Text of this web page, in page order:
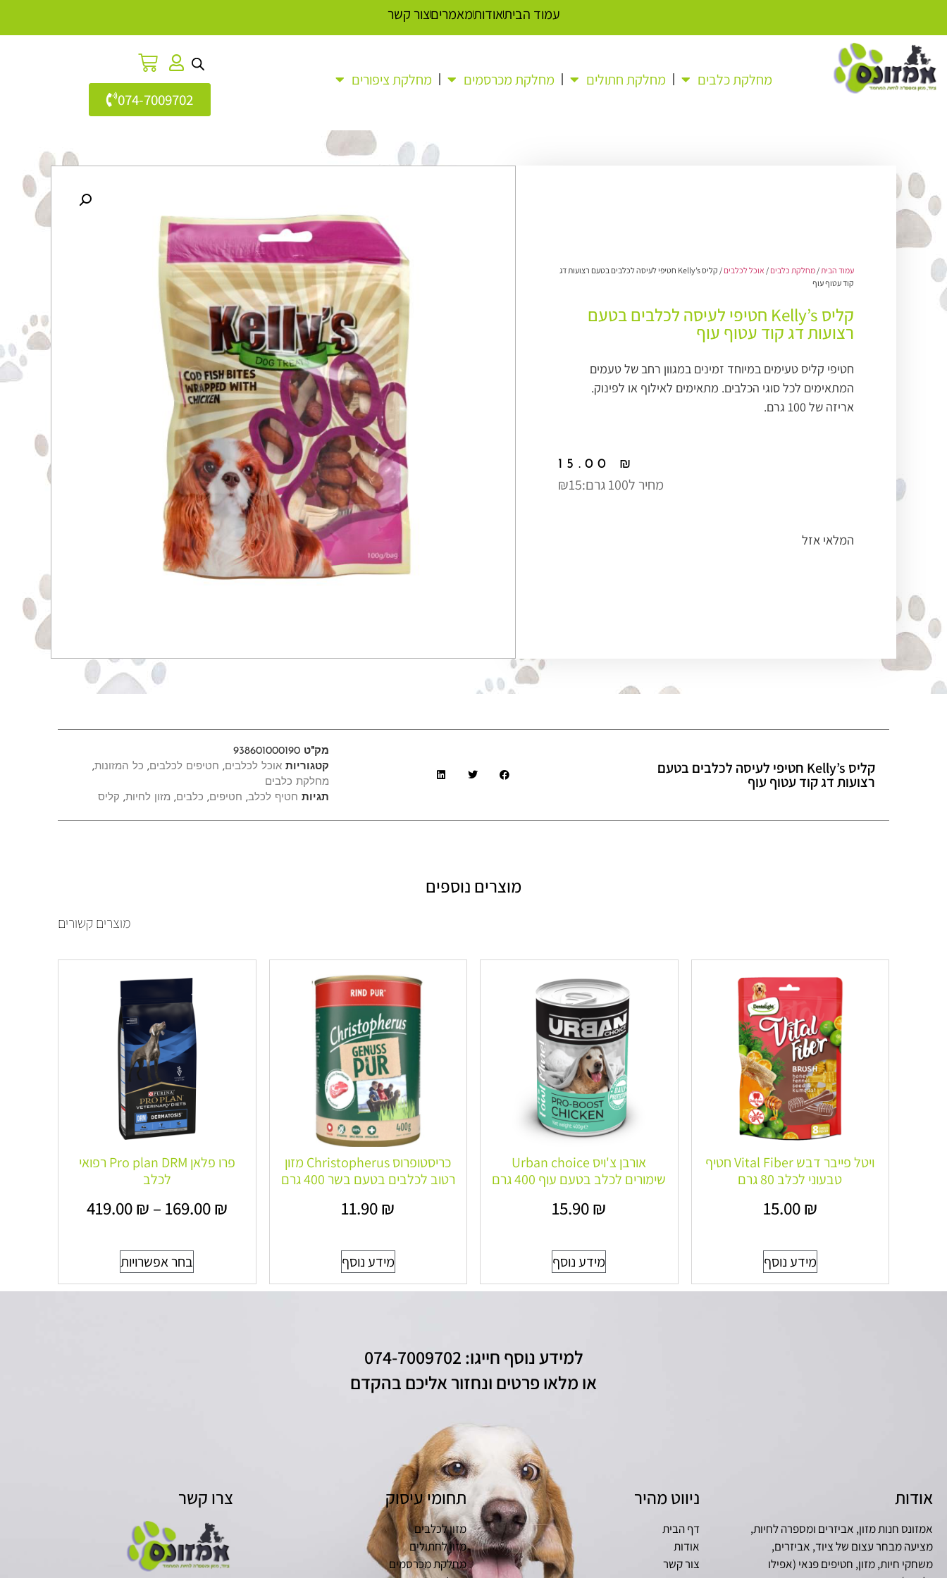
עמוד הביתאודותמאמריםצור קשר
מחלקת כלבים מחלקת חתולים מחלקת מכרסמים מחלקת ציפורים
074-7009702
עמוד הבית/ מחלקת כלבים / אוכל לכלבים
/ קליס Kelly’s חטיפי לעיסה לכלבים בטעם רצועות דג
קוד עטוף עוף
קליס Kelly’s חטיפי לעיסה לכלבים בטעם
רצועות דג קוד עטוף עוף
חטיפי קליס טעימים במיוחד זמינים במגוון רחב של טעמים
המתאימים לכל סוגי הכלבים. מתאימים לאילוף או לפינוק.
אריזה של 100 גרם.
15.00 ₪
מחיר ל100 גרם: ₪15
המלאי אזל
קליס Kelly’s חטיפי לעיסה לכלבים בטעם
רצועות דג קוד עטוף עוף
מק"ט 938601000190
קטגוריות אוכל לכלבים, חטיפים לכלבים, כל המזונות,
מחלקת כלבים
תגיות חטיף לכלב, חטיפים, כלבים, מזון לחיות, קליס
מוצרים נוספים
מוצרים קשורים
ויטל פייבר דבש Vital Fiber חטיף
טבעוני לכלב 80 גרם
15.00₪
מידע נוסף
אורבן צ'ויס Urban choice
שימורים לכלב בטעם עוף 400 גרם
15.90₪
מידע נוסף
כריסטופרוס Christopherus מזון
רטוב לכלבים בטעם בשר 400 גרם
11.90₪
מידע נוסף
פרו פלאן Pro plan DRM רפואי
לכלב
169.00₪
–
419.00₪
בחר אפשרויות
למידע נוסף חייגו: 074-7009702
או מלאו פרטים ונחזור אליכם בהקדם
אודות
אמזונס חנות מזון, אביזרים ומספרה לחיות,
מציעה מבחר עצום של ציוד, אביזרים,
משחקי חיות, מזון, חטיפים פנאי (אפילו
ניווט מהיר
דף הבית
אודות
צור קשר
תחומי עיסוק
מזון לכלבים
מזון לחתולים
מחלקת מכרסמים
צרו קשר